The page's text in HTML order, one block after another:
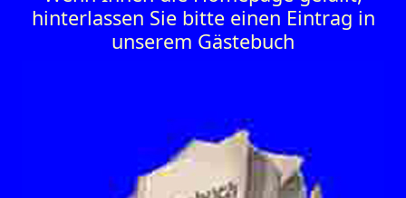
hinterlassen Sie bitte einen Eintrag in
unserem Gästebuch